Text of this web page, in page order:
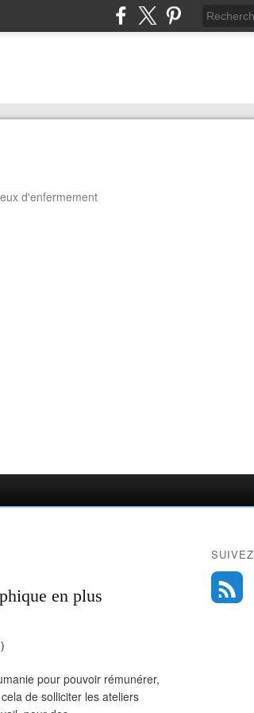
d'enfermement
en plus
)
pour pouvoir rémunérer,
de solliciter les ateliers